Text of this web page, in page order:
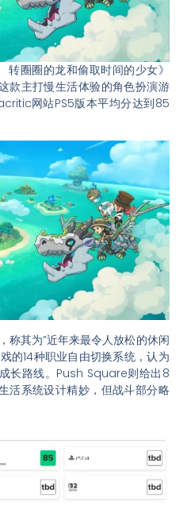
圈圈的龙和偷取时间的少女》
款主打慢生活体验的角色扮演游
网站PS5版本平均分达到85
称其为”近年来最令人放松的休闲
的14种职业自由切换系统，认为
长路线。Push Square则给出8
活系统设计精妙，但战斗部分略